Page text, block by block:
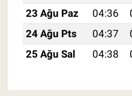
23 Ağu Paz
04:36
24 Ağu Pts
04:37
25 Ağu Sal
04:38